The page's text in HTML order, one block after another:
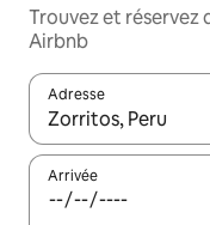
Trouvez et réservez
Airbnb
Adresse
Lorsque les
Arrivée